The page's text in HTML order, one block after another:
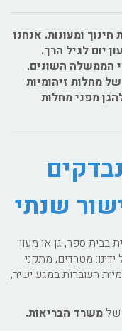
ומעונות. אנחנו
יום לגיל הרך.
הממשלה השונים.
מחלות זיהומיות
מפני מחלות
שנתי
בבית ספר, גן או מעון
מטרדים, מתקני
העוברות במגע ישיר,
של משרד הבריאות.